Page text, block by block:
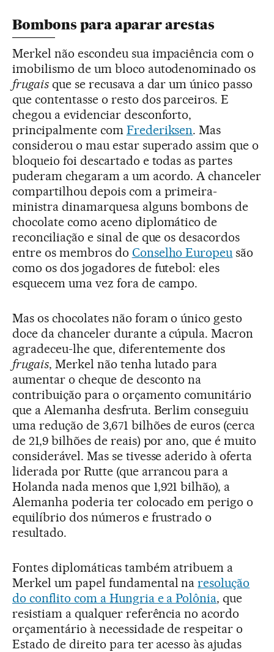
Bombons para aparar arestas
Merkel não escondeu sua impaciência com o
imobilismo de um bloco autodenominado os
frugaisque se recusava a dar um único passo
que contentasse o resto dos parceiros. E
chegou a evidenciar desconforto,
principalmente com Frederiksen. Mas
considerou o mau estar superado assim que o
bloqueio foi descartado e todas as partes
puderam chegaram a um acordo. A chanceler
compartilhou depois com a primeira-
ministra dinamarquesa alguns bombons de
chocolate como aceno diplomático de
reconciliação e sinal de que os desacordos
entre os membros do Conselho Europeu são
como os dos jogadores de futebol: eles
esquecem uma vez fora de campo.
Mas os chocolates não foram o único gesto
doce da chanceler durante a cúpula. Macron
agradeceu-lhe que, diferentemente dos
frugais, Merkel não tenha lutado para
aumentar o cheque de desconto na
contribuição para o orçamento comunitário
que a Alemanha desfruta. Berlim conseguiu
uma redução de 3,671 bilhões de euros (cerca
de 21,9 bilhões de reais) por ano, que é muito
considerável. Mas se tivesse aderido à oferta
liderada por Rutte (que arrancou para a
Holanda nada menos que 1,921 bilhão), a
Alemanha poderia ter colocado em perigo o
equilíbrio dos números e frustrado o
resultado.
Fontes diplomáticas também atribuem a
Merkel um papel fundamental naresolução
do conflito com a Hungria e a Polônia, que
resistiam a qualquer referência no acordo
orçamentário à necessidade de respeitar o
Estado de direito para ter acesso às ajudas